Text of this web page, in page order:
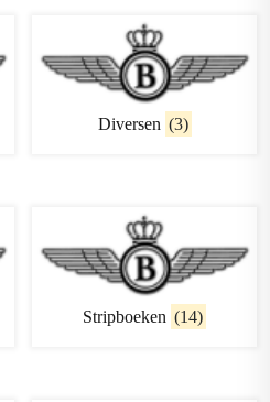
Diversen (3)
Stripboeken (14)